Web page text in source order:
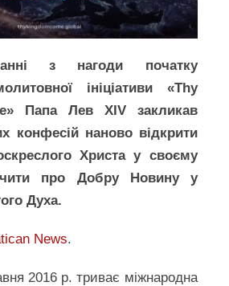
з нагоди початку
ініціативи «Thy
Папа Лев XIV закликав
конфесій наново відкрити
Христа у своєму
про Добру Новину у
Духа.
News.
2016 р. триває міжнародна